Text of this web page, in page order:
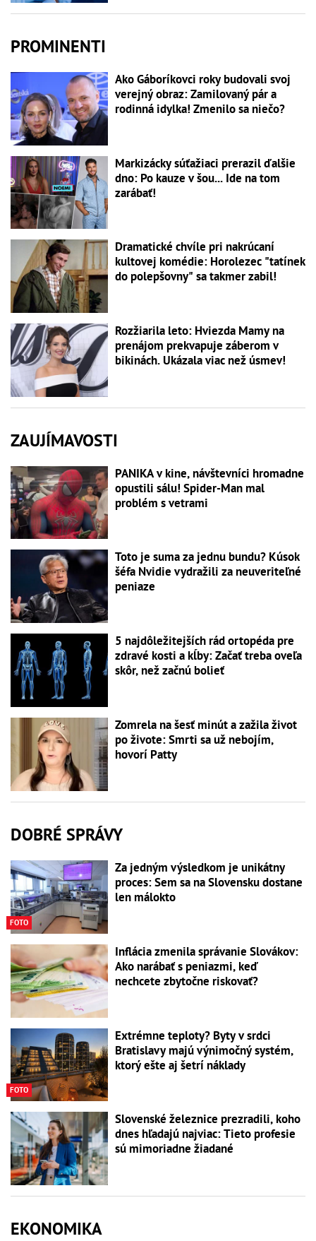
PROMINENTI
Ako Gáboríkovci roky budovali svoj
verejný obraz: Zamilovaný pár a
rodinná idylka! Zmenilo sa niečo?
Markizácky súťažiaci prerazil ďalšie
dno: Po kauze v šou... Ide na tom
zarábať!
Dramatické chvíle pri nakrúcaní
kultovej komédie: Horolezec "tatínek
do polepšovny" sa takmer zabil!
Rozžiarila leto: Hviezda Mamy na
prenájom prekvapuje záberom v
bikinách. Ukázala viac než úsmev!
ZAUJÍMAVOSTI
PANIKA v kine, návštevníci hromadne
opustili sálu! Spider-Man mal
problém s vetrami
Toto je suma za jednu bundu? Kúsok
šéfa Nvidie vydražili za neuveriteľné
peniaze
5 najdôležitejších rád ortopéda pre
zdravé kosti a kĺby: Začať treba oveľa
skôr, než začnú bolieť
Zomrela na šesť minút a zažila život
po živote: Smrti sa už nebojím,
hovorí Patty
DOBRÉ SPRÁVY
FOTO
Za jedným výsledkom je unikátny
proces: Sem sa na Slovensku dostane
len málokto
Inflácia zmenila správanie Slovákov:
Ako narábať s peniazmi, keď
nechcete zbytočne riskovať?
FOTO
Extrémne teploty? Byty v srdci
Bratislavy majú výnimočný systém,
ktorý ešte aj šetrí náklady
Slovenské železnice prezradili, koho
dnes hľadajú najviac: Tieto profesie
sú mimoriadne žiadané
EKONOMIKA